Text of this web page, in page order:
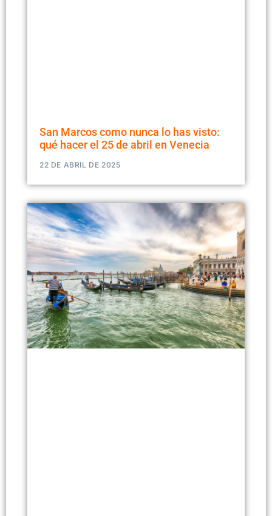
San Marcos como nunca lo has visto:
qué hacer el 25 de abril en Venecia
22 DE ABRIL DE 2025